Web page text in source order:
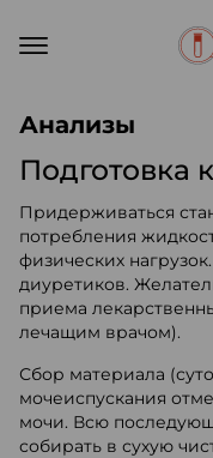
Анализы
Подготовка
Придерживаться
потребления
физических
диуретиков.
приема
лечащим врачом).
Сбор материала
мочеиспускания
мочи. Всю
собирать в сухую